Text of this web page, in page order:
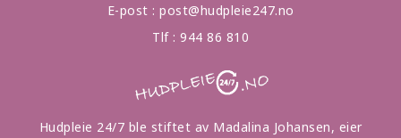
E-post : post@hudpleie247.no
Tlf : 944 86 810
Hudpleie 24/7 ble stiftet av Madalina Johansen, eier